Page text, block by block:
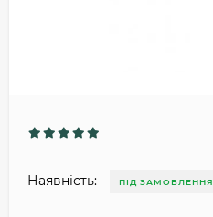
Наявність: ПІД ЗАМОВЛЕННЯ